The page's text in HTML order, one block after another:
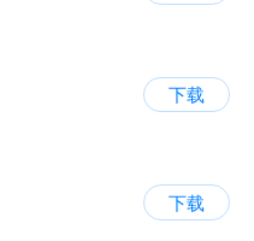
下载
下载